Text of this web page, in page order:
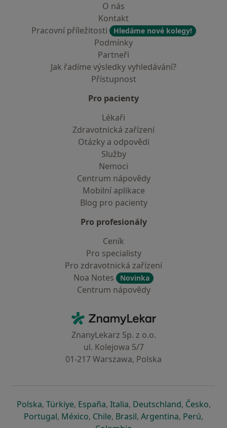
O nás
Kontakt
Pracovní příležitosti
Hledáme nové kolegy!
Podmínky
Partneři
Jak řadíme výsledky vyhledávání?
Přístupnost
Pro pacienty
Lékaři
Zdravotnická zařízení
Otázky a odpovědi
Služby
Nemoci
Centrum nápovědy
Mobilní aplikace
Blog pro pacienty
Pro profesionály
Ceník
Pro specialisty
Pro zdravotnická zařízení
Noa Notes
Novinka
Centrum nápovědy
ZnamyLekar - Hlavní stránka
ZnanyLekarz Sp. z o.o.
ul. Kolejowa 5/7
01-217 Warszawa, Polska
Polskase otevře v nové záložce
, Türkiyese otevře v nové záložce
, Españase otevře v nové záložce
, Italiase otevře v nové záložce
, Deutschlandse otevře v
, Českose
,
Portugalse otevře v nové záložce
, Méxicose otevře v nové záložce
, Chilese otevře v nové záložce
, Brasilse otevře v nové
, Argentinase otevře v
, Perúse
,